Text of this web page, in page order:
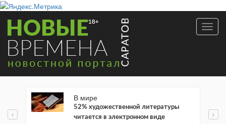
В мире
52% художественной литературы
читается в электронном виде